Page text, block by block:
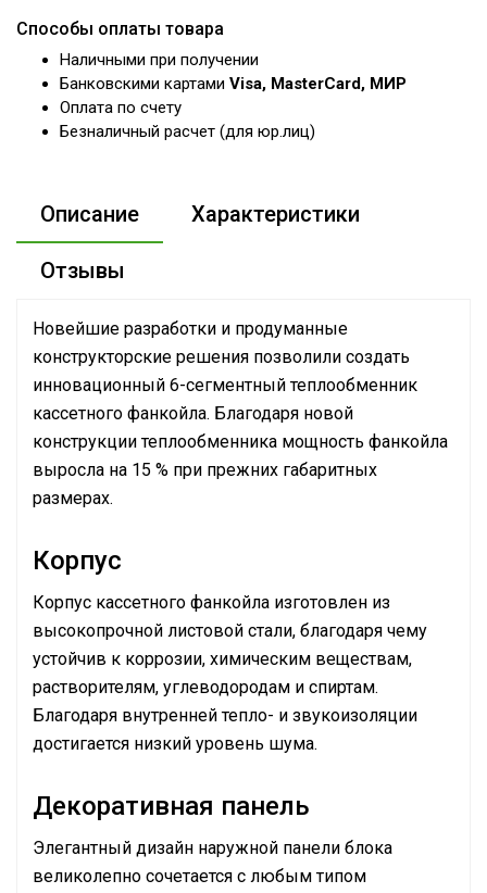
Способы оплаты товара
Наличными при получении
Банковскими картами Visa, MasterCard, МИР
Оплата по счету
Безналичный расчет (для юр.лиц)
Описание Характеристики
Отзывы
Новейшие разработки и продуманные
конструкторские решения позволили создать
инновационный 6-сегментный теплообменник
кассетного фанкойла. Благодаря новой
конструкции теплообменника мощность фанкойла
выросла на 15 % при прежних габаритных
размерах.
Корпус
Корпус кассетного фанкойла изготовлен из
высокопрочной листовой стали, благодаря чему
устойчив к коррозии, химическим веществам,
растворителям, углеводородам и спиртам.
Благодаря внутренней тепло- и звукоизоляции
достигается низкий уровень шума.
Декоративная панель
Элегантный дизайн наружной панели блока
великолепно сочетается с любым типом